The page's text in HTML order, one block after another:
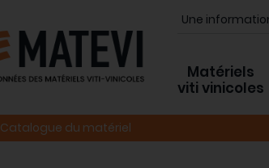
Matériels
viti vinicoles
Catalogue du matériel